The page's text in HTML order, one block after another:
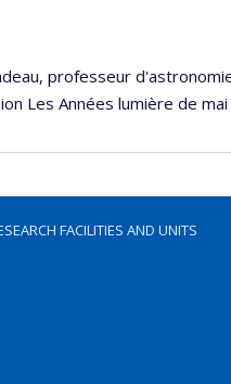
professeur
Les Années lumière de mai
FACILITIES AND UNITS